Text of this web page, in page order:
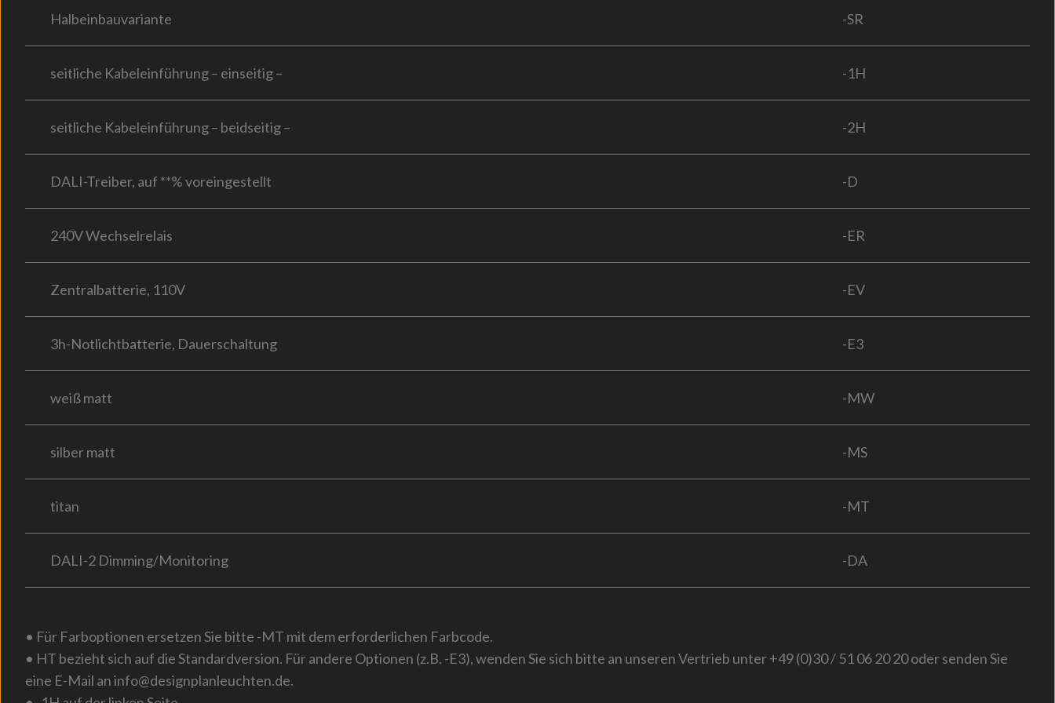
Halbeinbauvariante -SR
seitliche Kabeleinführung – einseitig – -1H
seitliche Kabeleinführung – beidseitig – -2H
DALI-Treiber, auf **% voreingestellt -D
240V Wechselrelais -ER
Zentralbatterie, 110V -EV
3h-Notlichtbatterie, Dauerschaltung -E3
weiß matt -MW
silber matt -MS
titan -MT
DALI-2 Dimming/Monitoring -DA
• Für Farboptionen ersetzen Sie bitte -MT mit dem erforderlichen Farbcode.
• HT bezieht sich auf die Standardversion. Für andere Optionen (z.B. -E3), wenden Sie sich bitte an unseren Vertrieb unter +49 (0)30 / 51 06 20 20 oder senden Sie
eine E-Mail an info@designplanleuchten.de.